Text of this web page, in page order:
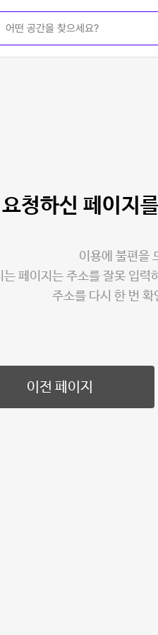
요청하신 페이지
이용에 불편을
는 페이지는 주소를 잘못 입력
주소를 다시 한 번
이전 페이지